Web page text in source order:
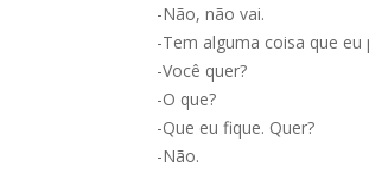
-Não, não vai.
-Tem alguma coisa que
-Você quer?
-O que?
-Que eu fique. Quer?
-Não.